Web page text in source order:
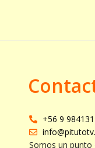
+56 9
Somos un